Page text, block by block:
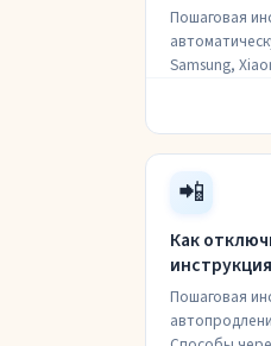
Пошаговая
Samsung,
📲
Как
Пошаговая